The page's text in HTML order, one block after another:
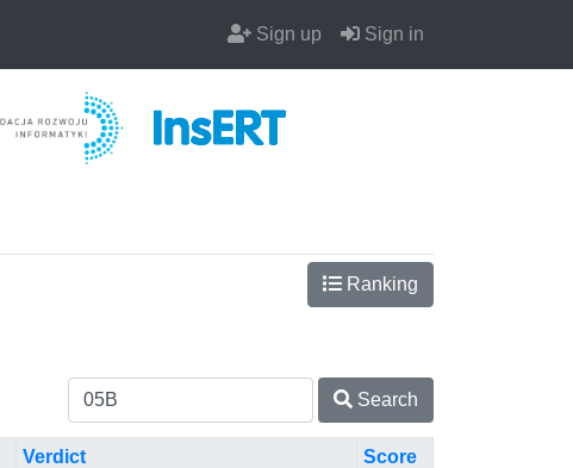
Sign up Sign in
Ranking
Search
Verdict
Score